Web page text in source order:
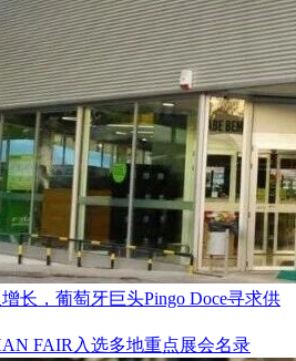
长，葡萄牙巨头Pingo Doce寻求供
FAIR入选多地重点展会名录